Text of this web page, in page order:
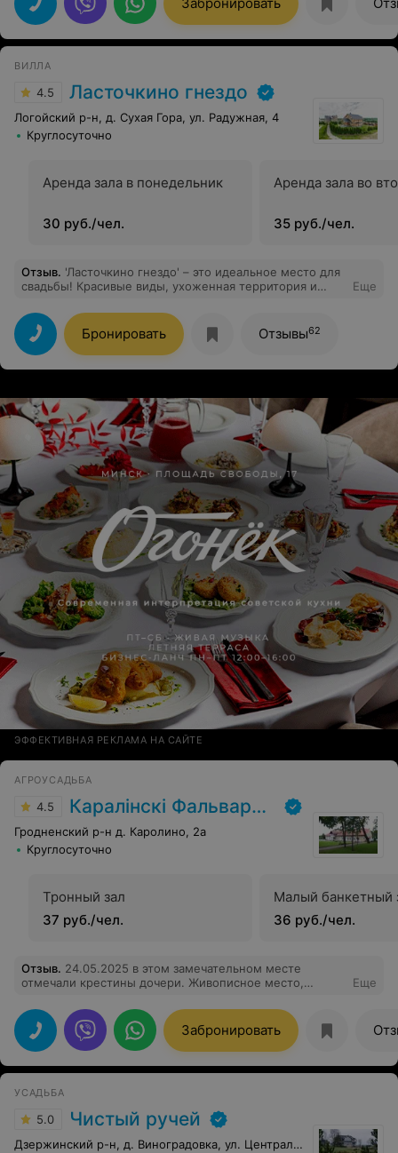
ВИЛЛА
4.5 Ласточкино гнездо
Логойский р-н, д. Сухая Гора, ул. Радужная, 4
Круглосуточно
Аренда зала в понедельник
30 руб./чел.
Аренда зала во
35 руб./чел.
Отзыв. 'Ласточкино гнездо' – это идеальное место для
свадьбы! Красивые виды, ухоженная территория и
все прошло гладко и безупречно. Наши гости были в
восторге от места, и мы провели незабываемый день.
Спасибо за прекрасную организацию!
Еще
Бронировать Отзывы62
ЭФФЕКТИВНАЯ РЕКЛАМА НА САЙТЕ
АГРОУСАДЬБА
4.5 Каралінскі Фальварак Тызенгаўза
Гродненский р-н д. Каролино, 2а
Круглосуточно
Тронный зал
37 руб./чел.
Малый банкетный
36 руб./чел.
Отзыв. 24.05.2025 в этом замечательном месте
отмечали крестины дочери. Живописное место,
персонала. Для мамочек, у которых маленькие дети,
лучшего и удобнее места для празднования не
придумаешь и не найти-удобный подъезд,
предоставляют отдельную комнату покормить
ребенка, кто на ГВ. Для фото/видео-рай. Мы и гости
Еще
Забронировать
УСАДЬБА
5.0 Чистый ручей
Дзержинский р-н, д. Виноградовка, ул. Центральная, 14